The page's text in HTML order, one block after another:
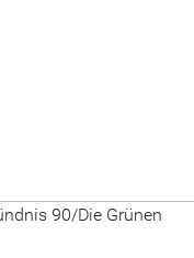
90/Die Grünen